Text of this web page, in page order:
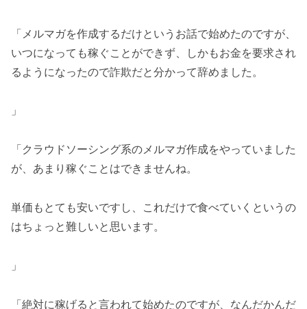
「メルマガを作成するだけというお話で始めたのですが、
いつになっても稼ぐことができず、しかもお金を要求され
るようになったので詐欺だと分かって辞めました。
」
「クラウドソーシング系のメルマガ作成をやっていました
が、あまり稼ぐことはできませんね。
単価もとても安いですし、これだけで食べていくというの
はちょっと難しいと思います。
」
「絶対に稼げると言われて始めたのですが、なんだかんだ